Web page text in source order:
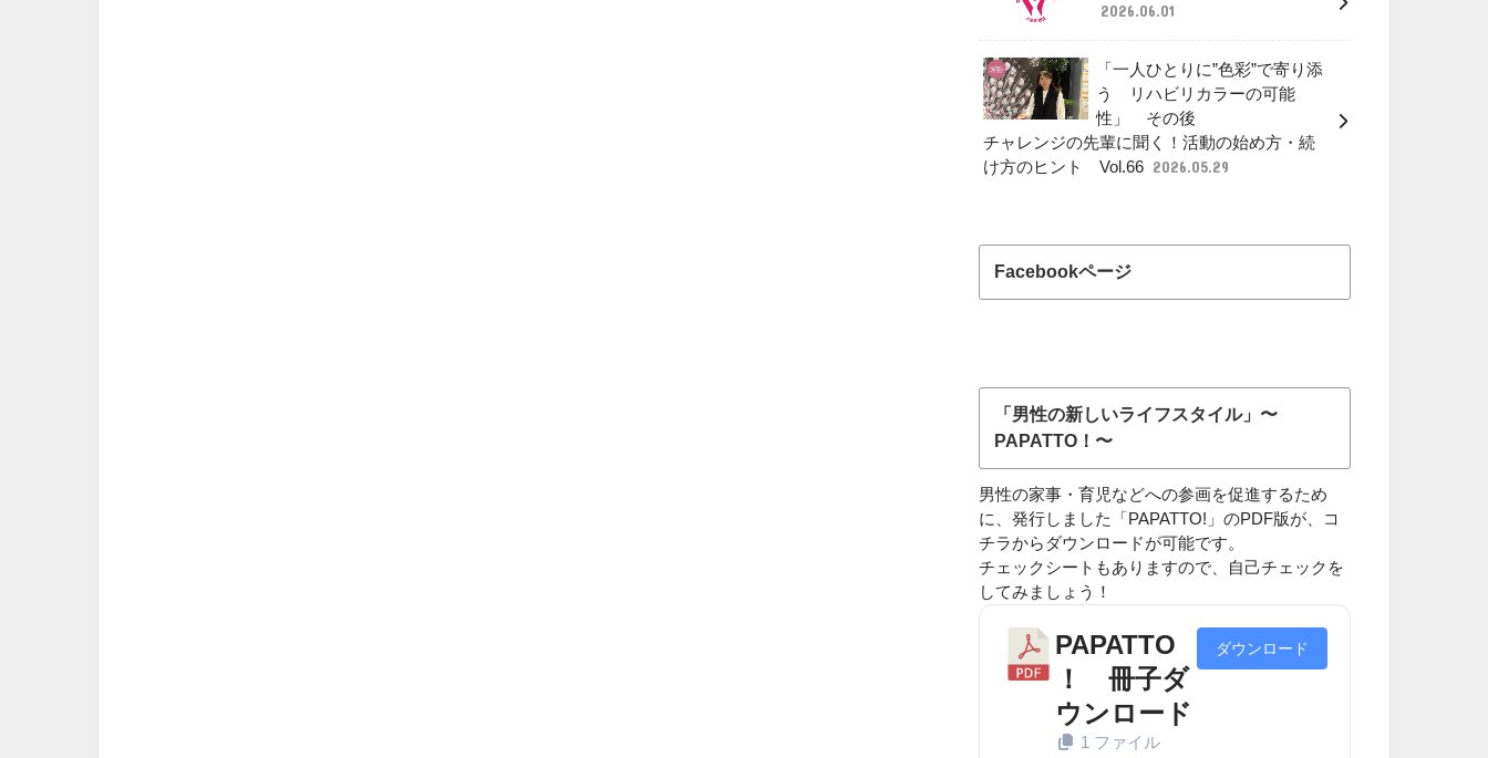
2026.06.01
「一人ひとりに”色彩”で寄り添
う リハビリカラーの可能
性」 その後
チャレンジの先輩に聞く！活動の始め方・続
け方のヒント Vol.66 2026.05.29
Facebookページ
「男性の新しいライフスタイル」〜
PAPATTO！〜
男性の家事・育児などへの参画を促進するため
に、発行しました「PAPATTO!」のPDF版が、コ
チラからダウンロードが可能です。
チェックシートもありますので、自己チェックを
してみましょう！
PAPATTO
！ 冊子ダ
ウンロード
1 ファイル
ダウンロード